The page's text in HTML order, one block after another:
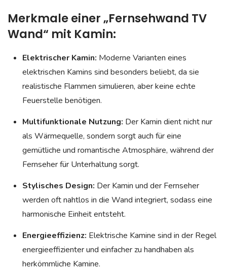
Merkmale einer „Fernsehwand TV
Wand“ mit Kamin:
Elektrischer Kamin: Moderne Varianten eines
elektrischen Kamins sind besonders beliebt, da sie
realistische Flammen simulieren, aber keine echte
Feuerstelle benötigen.
Multifunktionale Nutzung: Der Kamin dient nicht nur
als Wärmequelle, sondern sorgt auch für eine
gemütliche und romantische Atmosphäre, während der
Fernseher für Unterhaltung sorgt.
Stylisches Design: Der Kamin und der Fernseher
werden oft nahtlos in die Wand integriert, sodass eine
harmonische Einheit entsteht.
Energieeffizienz: Elektrische Kamine sind in der Regel
energieeffizienter und einfacher zu handhaben als
herkömmliche Kamine.